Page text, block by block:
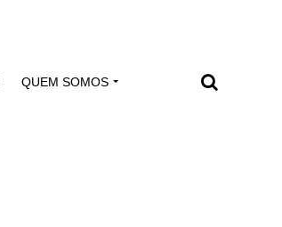
QUEM SOMOS